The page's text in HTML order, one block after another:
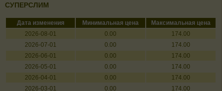
СУПЕРСЛИМ
Дата изменения Минимальная цена
Максимальная цена
2026-08-01
0.00
174.00
2026-07-01
0.00
174.00
2026-06-01
0.00
174.00
2026-05-01
0.00
174.00
2026-04-01
0.00
174.00
2026-03-01
0.00
174.00